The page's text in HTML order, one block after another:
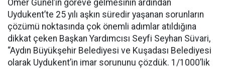
Ömer Günel’in göreve gelmesinin ardından
Uydukent’te 25 yılı aşkın süredir yaşanan sorunların
çözümü noktasında çok önemli adımlar atıldığına
dikkat çeken Başkan Yardımcısı Seyfi Seyhan Süvari,
“Aydın Büyükşehir Belediyesi ve Kuşadası Belediyesi
olarak Uydukent’in imar sorununu çözdük. 1/1000’lik